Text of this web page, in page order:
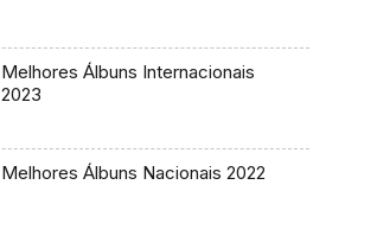
Melhores Álbuns Internacionais
2023
Melhores Álbuns Nacionais 2022